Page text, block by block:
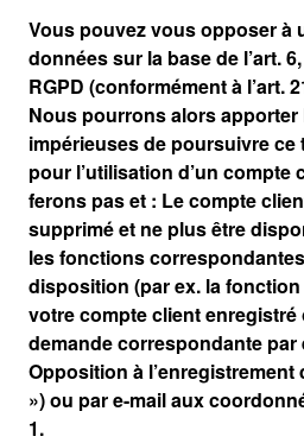
Vous pouvez vous opposer à
données sur la base de l’art.
RGPD (conformément à l’art.
Nous pourrons alors
impérieuses de poursuivre ce
pour l’utilisation d’un compte
ferons pas et : Le compte
supprimé et ne plus être
les fonctions
disposition (par ex. la
votre compte client enregistré
demande correspondante par
Opposition à l’enregistrement
») ou par e-mail aux
1.